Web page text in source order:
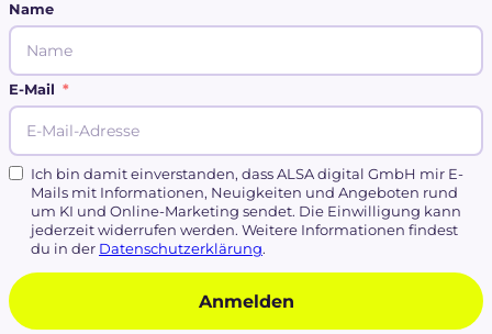
Name
E-Mail
Ich bin damit einverstanden, dass ALSA digital GmbH mir E-
Mails mit Informationen, Neuigkeiten und Angeboten rund
um KI und Online-Marketing sendet. Die Einwilligung kann
jederzeit widerrufen werden. Weitere Informationen findest
du in der Datenschutzerklärung.
Anmelden